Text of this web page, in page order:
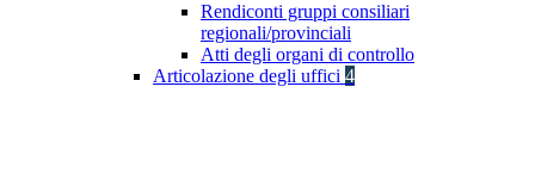
Rendiconti gruppi consiliari
regionali/provinciali
Atti degli organi di controllo
Articolazione degli uffici 4